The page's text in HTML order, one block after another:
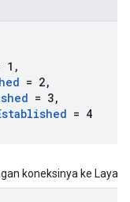
1 ,
= 2,
= 3,
= 4
koneksinya ke